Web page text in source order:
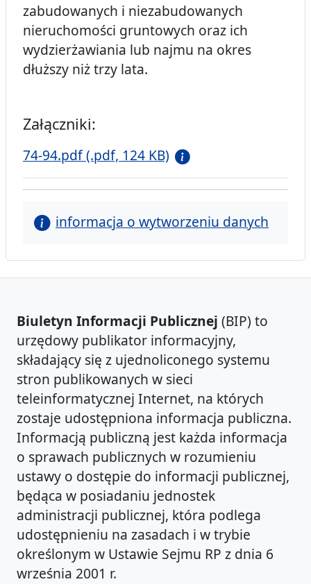
zabudowanych i niezabudowanych
nieruchomości gruntowych oraz ich
wydzierżawiania lub najmu na okres
dłuższy niż trzy lata.
Załączniki:
74-94.pdf (.pdf, 124 KB)
informacja o wytworzeniu danych
Biuletyn Informacji Publicznej (BIP) to
urzędowy publikator informacyjny,
składający się z ujednoliconego systemu
stron publikowanych w sieci
teleinformatycznej Internet, na których
zostaje udostępniona informacja publiczna.
Informacją publiczną jest każda informacja
o sprawach publicznych w rozumieniu
ustawy o dostępie do informacji publicznej,
będąca w posiadaniu jednostek
administracji publicznej, która podlega
udostępnieniu na zasadach i w trybie
określonym w Ustawie Sejmu RP z dnia 6
września 2001 r.